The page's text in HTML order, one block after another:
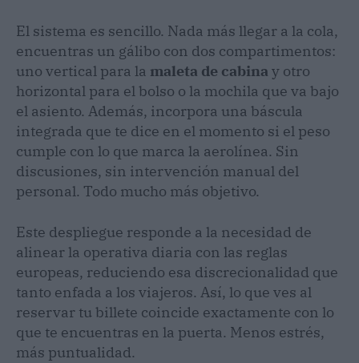
El sistema es sencillo. Nada más llegar a la cola,
encuentras un gálibo con dos compartimentos:
uno vertical para la maleta de cabina y otro
horizontal para el bolso o la mochila que va bajo
el asiento. Además, incorpora una báscula
integrada que te dice en el momento si el peso
cumple con lo que marca la aerolínea. Sin
discusiones, sin intervención manual del
personal. Todo mucho más objetivo.
Este despliegue responde a la necesidad de
alinear la operativa diaria con las reglas
europeas, reduciendo esa discrecionalidad que
tanto enfada a los viajeros. Así, lo que ves al
reservar tu billete coincide exactamente con lo
que te encuentras en la puerta. Menos estrés,
más puntualidad.